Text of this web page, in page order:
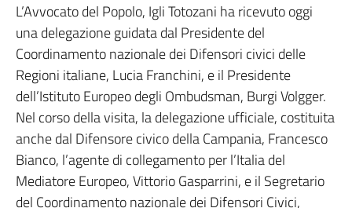
L’Avvocato del Popolo, Igli Totozani ha ricevuto oggi
una delegazione guidata dal Presidente del
Coordinamento nazionale dei Difensori civici delle
Regioni italiane, Lucia Franchini, e il Presidente
dell’Istituto Europeo degli Ombudsman, Burgi Volgger.
Nel corso della visita, la delegazione ufficiale, costituita
anche dal Difensore civico della Campania, Francesco
Bianco, l’agente di collegamento per l’Italia del
Mediatore Europeo, Vittorio Gasparrini, e il Segretario
del Coordinamento nazionale dei Difensori Civici,